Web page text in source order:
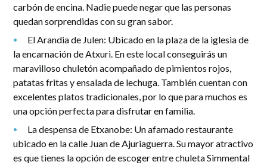
carbón de encina. Nadie puede negar que las personas
quedan sorprendidas con su gran sabor.
El Arandia de Julen: Ubicado en la plaza de la iglesia de
la encarnación de Atxuri. En este local conseguirás un
maravilloso chuletón acompañado de pimientos rojos,
patatas fritas y ensalada de lechuga. También cuentan con
excelentes platos tradicionales, por lo que para muchos es
una opción perfecta para disfrutar en familia.
La despensa de Etxanobe: Un afamado restaurante
ubicado en la calle Juan de Ajuriaguerra. Su mayor atractivo
es que tienes la opción de escoger entre chuleta Simmental